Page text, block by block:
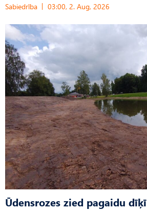
Sabiedrība 03:00, 2. Aug, 2026
Ūdensrozes zied pagaidu dīķī